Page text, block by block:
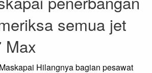
semua jet
Max
Hilangnya bagian pesawat